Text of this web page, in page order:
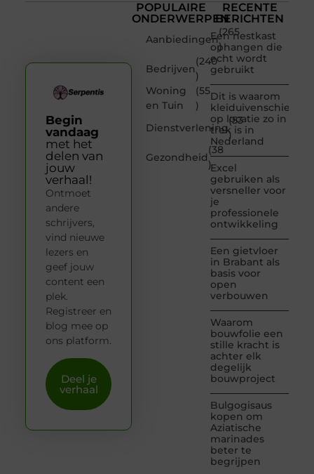
POPULAIRE
ONDERWERPEN
Aanbiedingen
(265
)
Bedrijven
(240
)
Woning
en Tuin
(55
)
Dienstverlening
(53
)
Gezondheid
(38
)
RECENTE
BERICHTEN
Een nestkast
ophangen die
echt wordt
gebruikt
Dit is waarom
kleiduivenschieten
op locatie zo in
trek is in
Nederland
Excel
gebruiken als
versneller voor
je
professionele
ontwikkeling
Een gietvloer
in Brabant als
basis voor
open
verbouwen
Waarom
bouwfolie een
stille kracht is
achter elk
degelijk
bouwproject
Bulgogisaus
kopen om
Aziatische
marinades
beter te
begrijpen
Begin
vandaag
met het
delen van
jouw
verhaal!
Ontmoet
andere
schrijvers,
vind nieuwe
lezers en
geef jouw
content een
plek.
Registreer en
blog mee op
ons platform.
Deel je
verhaal